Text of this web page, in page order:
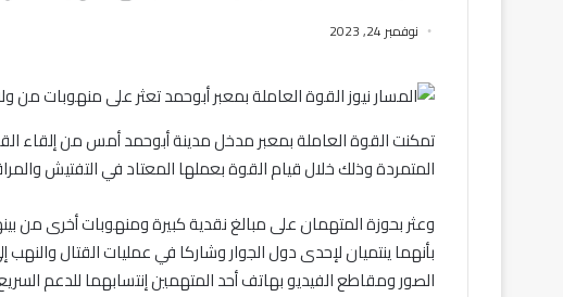
نوفمبر 24, 2023
تمكنت القوة العاملة بمعبر مدخل مدينة أبوحمد أمس من إلقاء
المتمردة وذلك خلال قيام القوة بعملها المعتاد في التفتيش
وعثر بحوزة المتهمان على مبالغ نقدية كبيرة ومنهوبات أخرى من
بأنهما ينتميان لإحدى دول الجوار وشاركا في عمليات القتال
الصور ومقاطع الفيديو بهاتف أحد المتهمين إنتسابهما للدعم